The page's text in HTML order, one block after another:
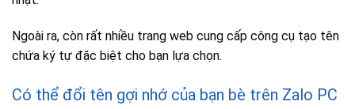
Ngoài ra, còn rất nhiều trang web cung cấp công cụ tạo tên
chứa ký tự đặc biệt cho bạn lựa chọn.
Có thể đổi tên gợi nhớ của bạn bè trên Zalo PC